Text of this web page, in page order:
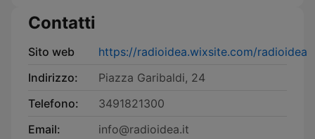
Contatti
Sito web
https://radioidea.wixsite.com/radioidea
Indirizzo:
Piazza Garibaldi, 24
Telefono:
3491821300
Email:
info@radioidea.it